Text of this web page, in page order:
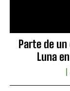
Parte de
Luna